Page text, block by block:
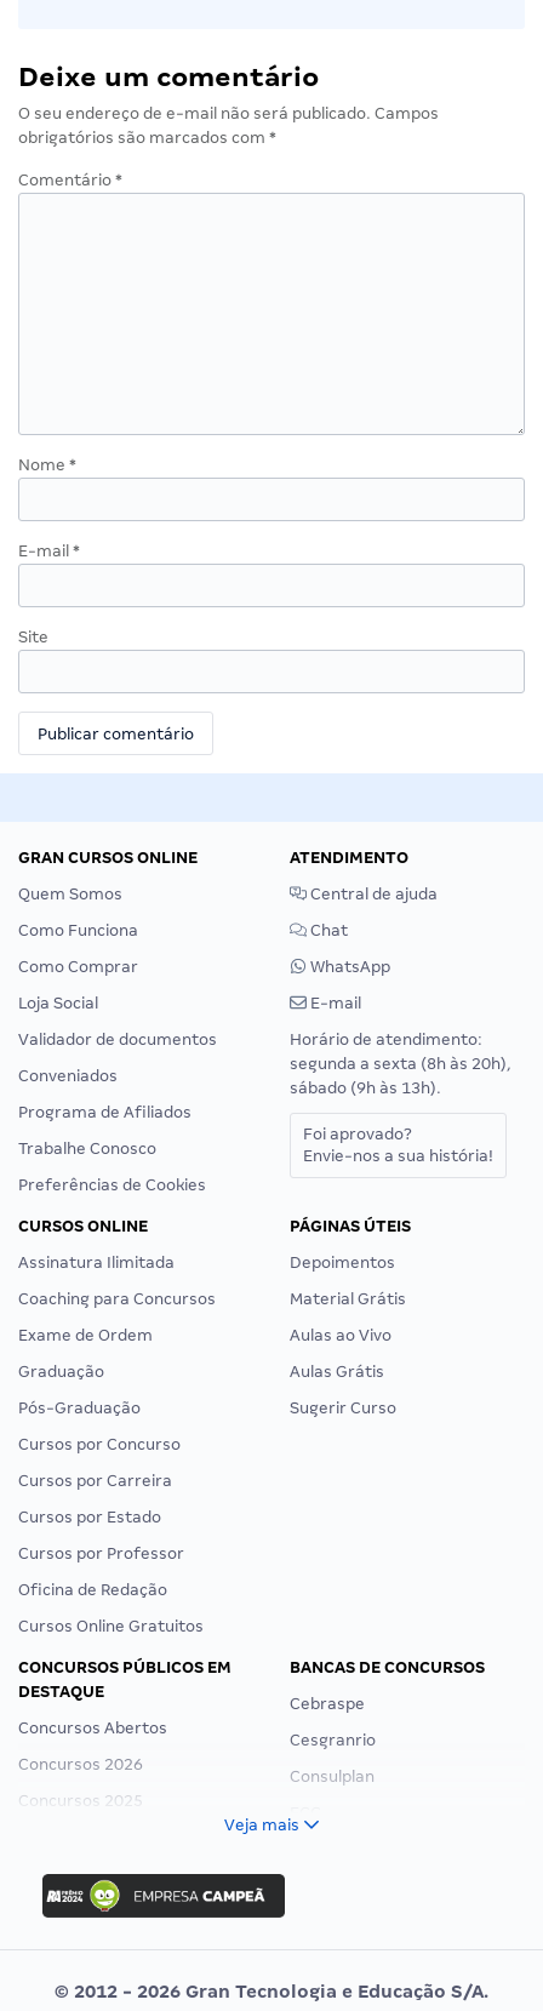
Deixe um comentário
O seu endereço de e-mail não será publicado. Campos
obrigatórios são marcados com *
Comentário *
Nome *
E-mail *
Site
GRAN CURSOS ONLINE
Quem Somos
Como Funciona
Como Comprar
Loja Social
Validador de documentos
Conveniados
Programa de Afiliados
Trabalhe Conosco
Preferências de Cookies
ATENDIMENTO
Central de ajuda
Chat
WhatsApp
E-mail
Horário de atendimento:
segunda a sexta (8h às 20h),
sábado (9h às 13h).
Foi aprovado?
Envie-nos a sua história!
CURSOS ONLINE
Assinatura Ilimitada
Coaching para Concursos
Exame de Ordem
Graduação
Pós-Graduação
Cursos por Concurso
Cursos por Carreira
Cursos por Estado
Cursos por Professor
Oficina de Redação
Cursos Online Gratuitos
PÁGINAS ÚTEIS
Depoimentos
Material Grátis
Aulas ao Vivo
Aulas Grátis
Sugerir Curso
CONCURSOS PÚBLICOS EM
DESTAQUE
Concursos Abertos
Concursos 2026
Concursos 2025
Concurso Ibama
Concurso MPU
Editais publicados
BANCAS DE CONCURSOS
Cebraspe
Cesgranrio
Consulplan
Vunesp
Veja mais
© 2012 - 2026 Gran Tecnologia e Educação S/A.